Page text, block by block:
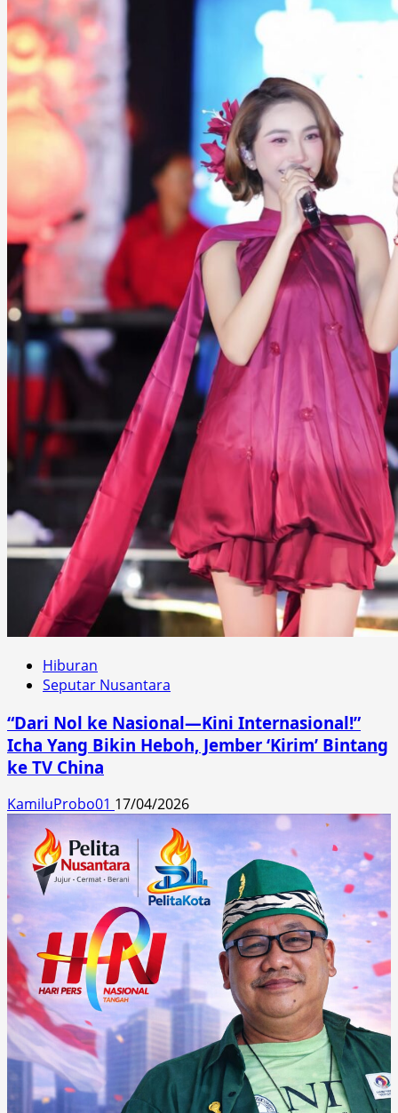
Hiburan
Seputar Nusantara
“Dari Nol ke Nasional—Kini Internasional!”
Icha Yang Bikin Heboh, Jember ‘Kirim’ Bintang
ke TV China
KamiluProbo01 17/04/2026